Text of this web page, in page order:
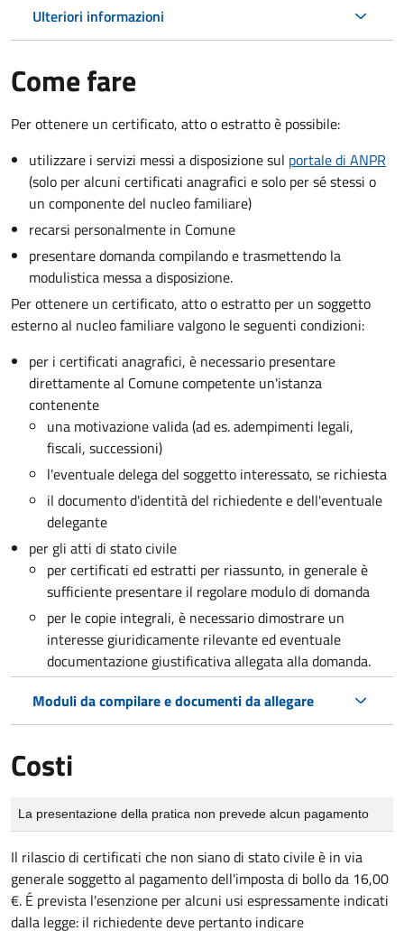
Ulteriori informazioni
Come fare
Per ottenere un certificato, atto o estratto è possibile:
utilizzare i servizi messi a disposizione sul portale di ANPR
(solo per alcuni certificati anagrafici e solo per sé stessi o
un componente del nucleo familiare)
recarsi personalmente in Comune
presentare domanda compilando e trasmettendo la
modulistica messa a disposizione.
Per ottenere un certificato, atto o estratto per un soggetto
esterno al nucleo familiare valgono le seguenti condizioni:
per i certificati anagrafici, è necessario presentare
direttamente al Comune competente un'istanza
contenente
una motivazione valida (ad es. adempimenti legali,
fiscali, successioni)
l'eventuale delega del soggetto interessato, se richiesta
il documento d'identità del richiedente e dell'eventuale
delegante
per gli atti di stato civile
per certificati ed estratti per riassunto, in generale è
sufficiente presentare il regolare modulo di domanda
per le copie integrali, è necessario dimostrare un
interesse giuridicamente rilevante ed eventuale
documentazione giustificativa allegata alla domanda.
Moduli da compilare e documenti da allegare
Costi
La presentazione della pratica non prevede alcun pagamento
Il rilascio di certificati che non siano di stato civile è in via
generale soggetto al pagamento dell'imposta di bollo da 16,00
€. É prevista l'esenzione per alcuni usi espressamente indicati
dalla legge: il richiedente deve pertanto indicare